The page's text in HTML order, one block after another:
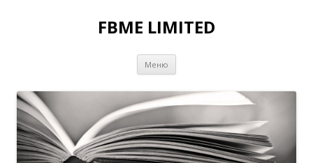
FBME LIMITED
Меню